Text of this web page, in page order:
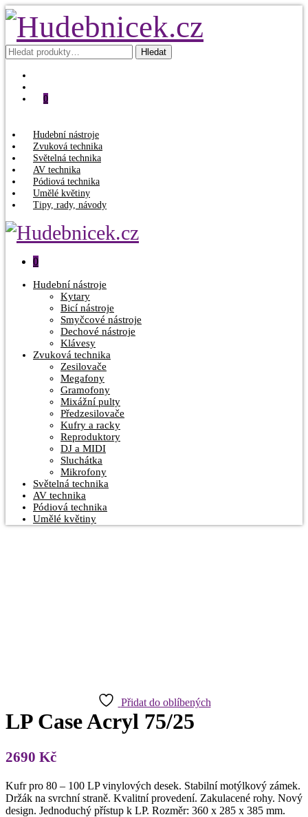
Hledat: Hledat
0
Hudební nástroje
Zvuková technika
Světelná technika
AV technika
Pódiová technika
Umělé květiny
Tipy, rady, návody
0
Hudební nástroje
Kytary
Bicí nástroje
Smyčcové nástroje
Dechové nástroje
Klávesy
Zvuková technika
Zesilovače
Megafony
Gramofony
Mixážní pulty
Předzesilovače
Kufry a racky
Reproduktory
DJ a MIDI
Sluchátka
Mikrofony
Světelná technika
AV technika
Pódiová technika
Umělé květiny
Přidat do oblíbených
LP Case Acryl 75/25
2690 Kč
Kufr pro 80 – 100 LP vinylových desek. Stabilní motýlkový zámek.
Držák na svrchní straně. Kvalitní provedení. Zakulacené rohy. Nový
design. Jednoduchý přístup k LP. Rozměr: 360 x 285 x 385 mm.